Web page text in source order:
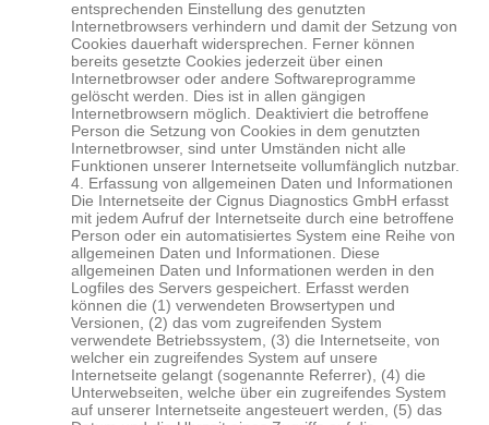
entsprechenden Einstellung des genutzten
Internetbrowsers verhindern und damit der Setzung von
Cookies dauerhaft widersprechen. Ferner können
bereits gesetzte Cookies jederzeit über einen
Internetbrowser oder andere Softwareprogramme
gelöscht werden. Dies ist in allen gängigen
Internetbrowsern möglich. Deaktiviert die betroffene
Person die Setzung von Cookies in dem genutzten
Internetbrowser, sind unter Umständen nicht alle
Funktionen unserer Internetseite vollumfänglich nutzbar.
4. Erfassung von allgemeinen Daten und Informationen
Die Internetseite der Cignus Diagnostics GmbH erfasst
mit jedem Aufruf der Internetseite durch eine betroffene
Person oder ein automatisiertes System eine Reihe von
allgemeinen Daten und Informationen. Diese
allgemeinen Daten und Informationen werden in den
Logfiles des Servers gespeichert. Erfasst werden
können die (1) verwendeten Browsertypen und
Versionen, (2) das vom zugreifenden System
verwendete Betriebssystem, (3) die Internetseite, von
welcher ein zugreifendes System auf unsere
Internetseite gelangt (sogenannte Referrer), (4) die
Unterwebseiten, welche über ein zugreifendes System
auf unserer Internetseite angesteuert werden, (5) das